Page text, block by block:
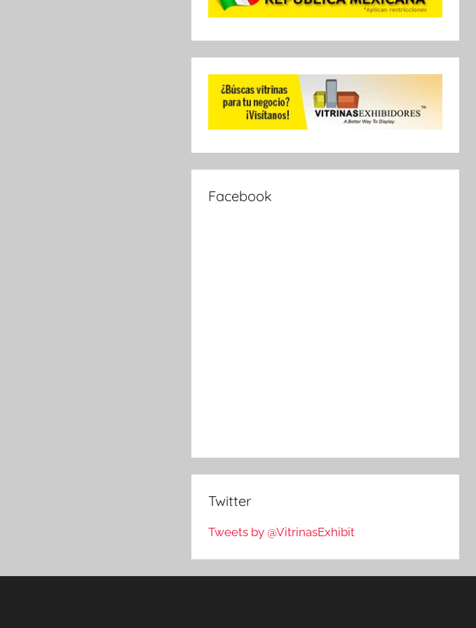
Facebook
Twitter
Tweets by @VitrinasExhibit